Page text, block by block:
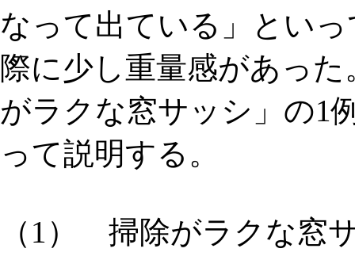
なって出ている」とい
際に少し重量感があっ
がラクな窓サッシ」の1
って説明する。
（1） 掃除がラクな窓